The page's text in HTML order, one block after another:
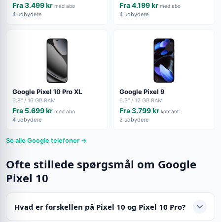
Fra 3.499 kr med abo
4 udbydere
Fra 4.199 kr med abo
4 udbydere
Google Pixel 10 Pro XL
6.8" / 16 GB RAM
Fra 5.699 kr med abo
4 udbydere
Google Pixel 9
6.3" / 12 GB RAM
Fra 3.799 kr kontant
2 udbydere
Se alle Google telefoner →
Ofte stillede spørgsmål om Google
Pixel 10
Hvad er forskellen på Pixel 10 og Pixel 10 Pro?